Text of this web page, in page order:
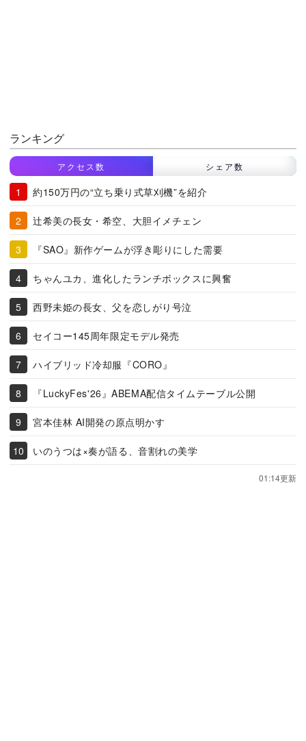
ランキング
アクセス数 シェア数
約150万円の“立ち乗り式草刈機”を紹介
辻希美の長女・希空、大胆イメチェン
『SAO』新作ゲームが浮き彫りにした需要
ちゃんユカ、進化したランチボックスに興奮
西野未姫の長女、父を恋しがり号泣
セイコー145周年限定モデル発売
ハイブリッド冷却服『CORO』
『LuckyFes'26』ABEMA配信タイムテーブル公開
宮本佳林 AI開発の原点明かす
いのうつは×奏が語る、音割れの美学
01:14更新